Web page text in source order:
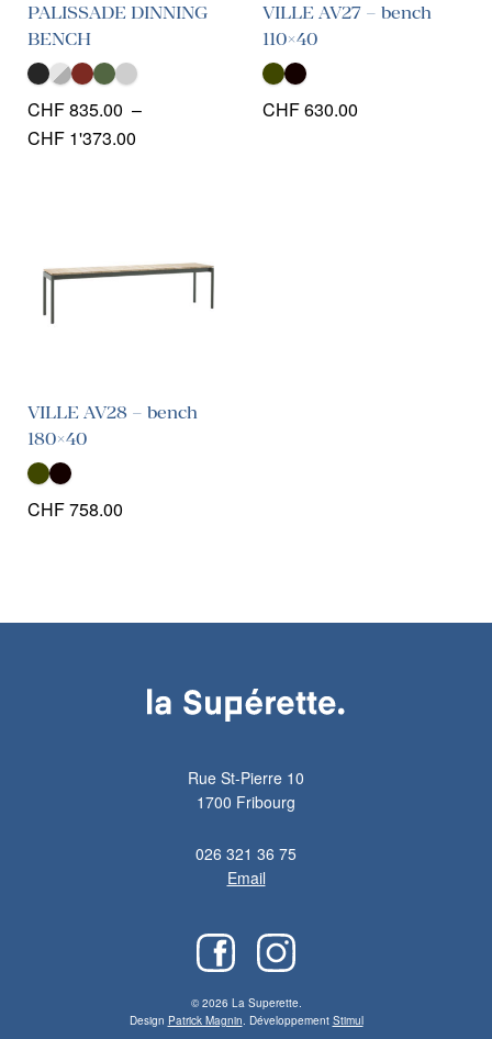
PALISSADE DINNING
BENCH
CHF835.00 –
CHF 1'373.00
CHF 1'373.00
VILLE AV27 – bench
110×40
CHF630.00
VILLE AV28 – bench
180×40
CHF758.00
Rue St-Pierre 10
1700 Fribourg
026 321 36 75
Email
© 2026 La Superette.
Design Patrick Magnin . Développement Stimul